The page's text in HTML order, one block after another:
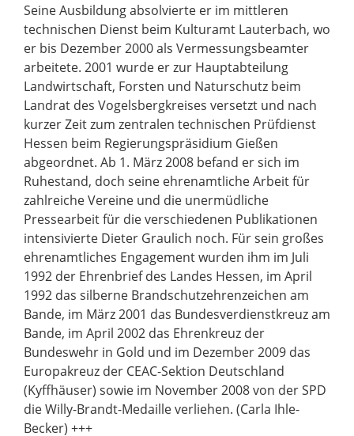
Seine Ausbildung absolvierte er im mittleren
technischen Dienst beim Kulturamt Lauterbach, wo
er bis Dezember 2000 als Vermessungsbeamter
arbeitete. 2001 wurde er zur Hauptabteilung
Landwirtschaft, Forsten und Naturschutz beim
Landrat des Vogelsbergkreises versetzt und nach
kurzer Zeit zum zentralen technischen Prüfdienst
Hessen beim Regierungspräsidium Gießen
abgeordnet. Ab 1. März 2008 befand er sich im
Ruhestand, doch seine ehrenamtliche Arbeit für
zahlreiche Vereine und die unermüdliche
Pressearbeit für die verschiedenen Publikationen
intensivierte Dieter Graulich noch. Für sein großes
ehrenamtliches Engagement wurden ihm im Juli
1992 der Ehrenbrief des Landes Hessen, im April
1992 das silberne Brandschutzehrenzeichen am
Bande, im März 2001 das Bundesverdienstkreuz am
Bande, im April 2002 das Ehrenkreuz der
Bundeswehr in Gold und im Dezember 2009 das
Europakreuz der CEAC-Sektion Deutschland
(Kyffhäuser) sowie im November 2008 von der SPD
die Willy-Brandt-Medaille verliehen. (Carla Ihle-
Becker) +++